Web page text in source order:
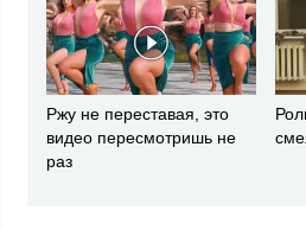
Ржу не переставая, это
видео пересмотришь не
раз